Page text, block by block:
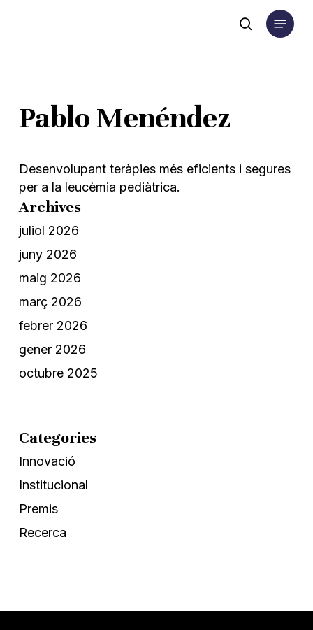
search
Menu
Pablo Menéndez
Desenvolupant teràpies més eficients i segures
per a la leucèmia pediàtrica.
Archives
juliol 2026
juny 2026
maig 2026
març 2026
febrer 2026
gener 2026
octubre 2025
Categories
Innovació
Institucional
Premis
Recerca